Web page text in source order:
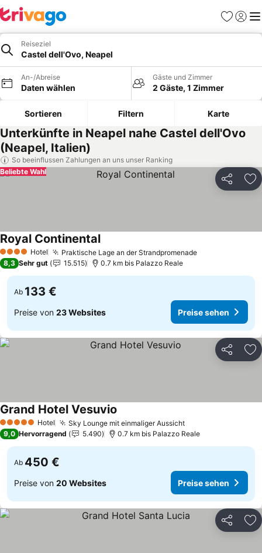
Favoriten
Reiseziel
Castel dell'Ovo, Neapel
An-/Abreise
Daten wählen
Gäste und Zimmer
2 Gäste, 1 Zimmer
Sortieren Filtern Karte
Unterkünfte in Neapel nahe Castel dell'Ovo
(Neapel, Italien)
So beeinflussen Zahlungen an uns unser Ranking
Teilen
Beliebte Wahl
4 Sterne Hotel Praktische Lage an der StrandpromenadePreise sehen
Royal ContinentalPreise sehen
8,3 Sehr gut 15.515 0.7 km bis Palazzo Reale
Ab 133 €
Preise von 23 Websites Preise sehen
Teilen
5 Sterne Hotel Sky Lounge mit einmaliger AussichtPreise sehen
Grand Hotel Vesuvio
9,0 Hervorragend 5.490 0.7 km bis Palazzo Reale
Ab 450 €
Preise von 20 Websites Preise sehen
Teilen